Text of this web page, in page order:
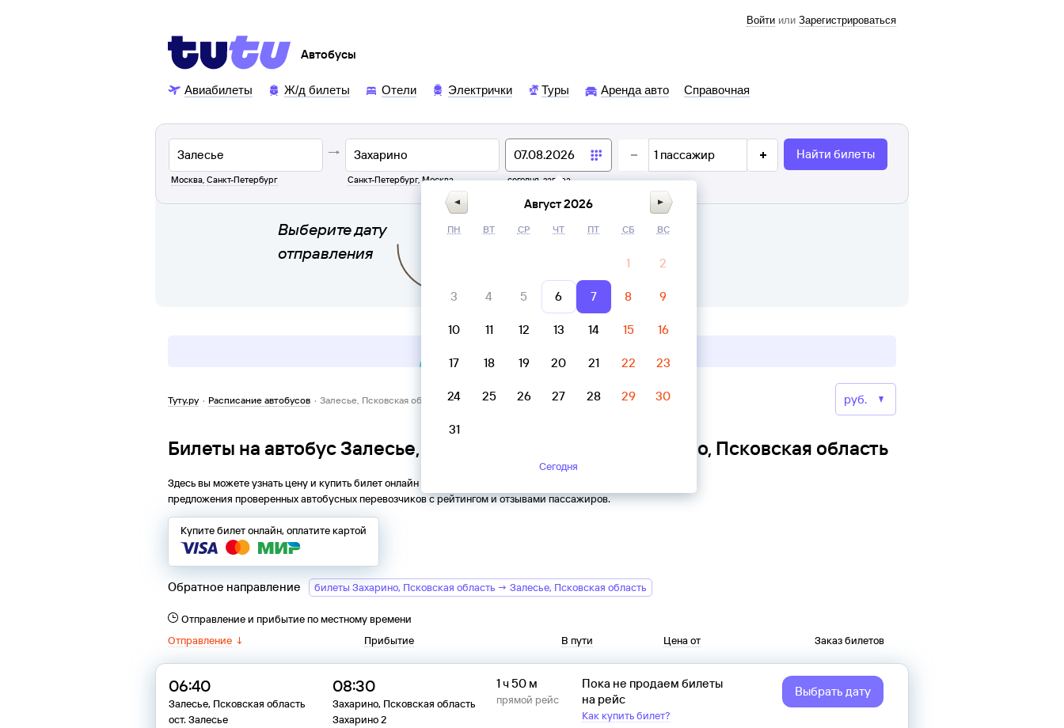
Войти или Зарегистрироваться
Автобусы
Авиабилеты Ж/д билеты Отели Электрички Туры Аренда авто Справочная
Москва, Санкт-Петербург Санкт-Петербург, Москва сегодня, завтра
1 пассажир Найти билеты
Выберите дату
отправления
Туту.ру · Расписание автобусов · Залесье, Псковская область → Захарино, Псковская область
Билеты на автобус Залесье, Псковская область → Захарино, Псковская область
Здесь вы можете узнать цену и купить билет онлайн на автобус из
предложения проверенных автобусных перевозчиков с рейтингом и отзывами пассажиров.
Купите билет онлайн, оплатите картой
Обратное направление билеты Захарино, Псковская область → Залесье, Псковская область
Отправление и прибытие по местному времени
Отправление ↓ Прибытие В пути Цена от Заказ билетов
06:40
Залесье, Псковская область
ост. Залесье
08:30
Захарино, Псковская область
Захарино 2
1 ч 50 м
прямой рейс
Пока не продаем билеты
на рейс
Как купить билет?
Выбрать дату
Август 2026
ПН ВТ СР ЧТ ПТ СБ ВС
1 2
3 4 5 6 7 8 9
10 11 12 13 14 15 16
17 18 19 20 21 22 23
24 25 26 27 28 29 30
31
Сегодня